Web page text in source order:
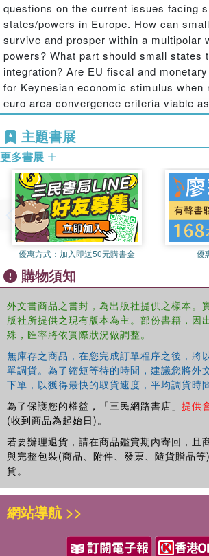
questions on the current issues facing
states/powers in Europe. How can
survive and prosper within a multipolar
powers? What part should small states
integration? Are EU fiscal and
for Keynesian economic stimulus when
euro area convergence criteria viable
recovers from the COVID-19 crisis?
alliances within the EU useful to
influence of the larger EU member
EU and NATO expansion go? Should it
such as Ukraine? Can the EU rely on
NATO for its security? How should
great powers seeking to influence
the US, the People's Republic of China
Federation? Do smaller states need to
among the major powers?
Using an interdisciplinary approach,
issues of economic policy, international
politics, economic and political
effects of global and regional
policies are shaped by the interaction
states (small powers) and large states
主題書展
更多書展
優惠方式： 加入即送50元購書金 優
購物須知
外文書商品之書封，為出版社提供之樣本。
版社所提供之現有版本為主。部份書籍，因
殊，匯率將依實際狀況做調整。
無庫存之商品，在您完成訂單程序之後，將
單調貨。為了縮短等待的時間，建議您將外
下單，以獲得最快的取貨速度，平均調貨時
為了保護您的權益，「三民網路書店」 提供
(收到商品為起始日)。
若要辦理退貨，請在商品鑑賞期內寄回，且
與完整包裝(商品、附件、發票、隨貨贈品
貨。
網站導航 >>